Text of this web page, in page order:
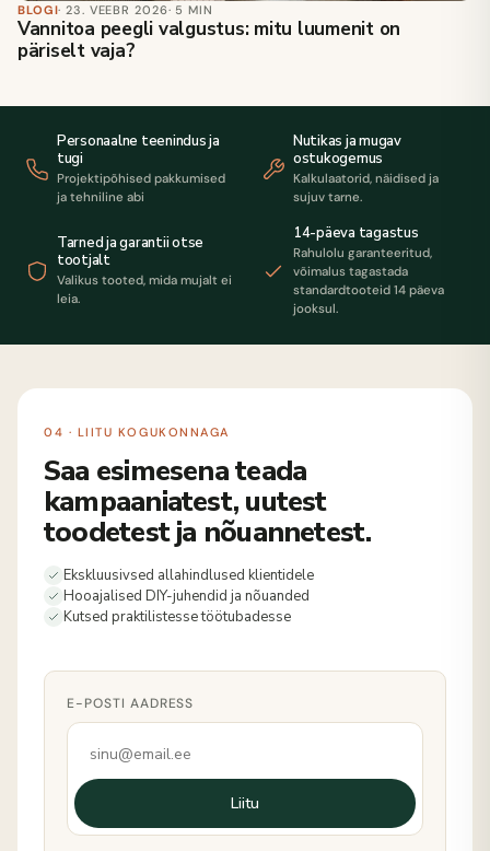
BLOGI· 23. VEEBR 2026· 5 MIN
Vannitoa peegli valgustus: mitu luumenit on
päriselt vaja?
Personaalne teenindus ja
tugi
Projektipõhised pakkumised
ja tehniline abi
Nutikas ja mugav
ostukogemus
Kalkulaatorid, näidised ja
sujuv tarne.
Tarned ja garantii otse
tootjalt
Valikus tooted, mida mujalt ei
leia.
14-päeva tagastus
Rahulolu garanteeritud,
võimalus tagastada
standardtooteid 14 päeva
jooksul.
04 · LIITU KOGUKONNAGA
Saa esimesena teada
kampaaniatest, uutest
toodetest ja nõuannetest.
Ekskluusivsed allahindlused klientidele
Hooajalised DIY-juhendid ja nõuanded
Kutsed praktilistesse töötubadesse
E-POSTI AADRESS
Liitu